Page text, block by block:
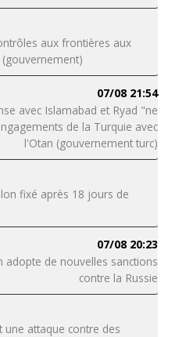
aux frontières aux
07/08 21:54
avec Islamabad et Ryad "ne
de la Turquie avec
l'Otan (gouvernement turc)
fixé après 18 jours de
07/08 20:23
adopte de nouvelles sanctions
contre la Russie
une attaque contre des